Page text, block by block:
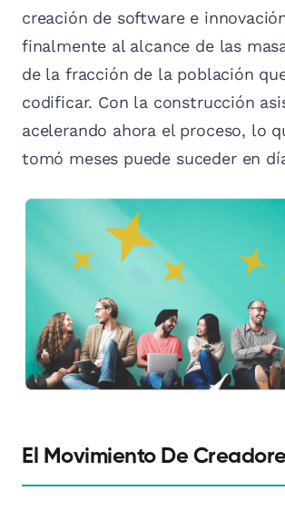
creación de software e
finalmente al alcance de las
de la fracción de la población
codificar. Con la construcción
acelerando ahora el proceso, lo
tomó meses puede suceder en
El Movimiento De